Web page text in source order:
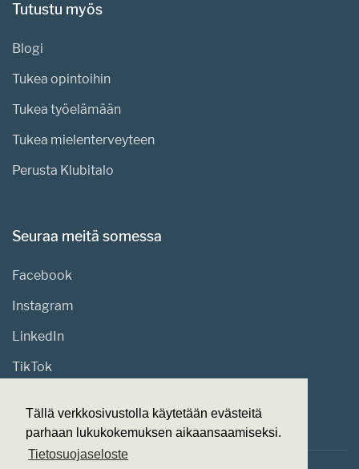
Tällä verkkosivustolla käytetään evästeitä
parhaan lukukokemuksen aikaansaamiseksi.
Tietosuojaseloste
Tutustu myös
Blogi
Tukea opintoihin
Tukea työelämään
Tukea mielenterveyteen
Perusta Klubitalo
Seuraa meitä somessa
Facebook
Instagram
LinkedIn
TikTok